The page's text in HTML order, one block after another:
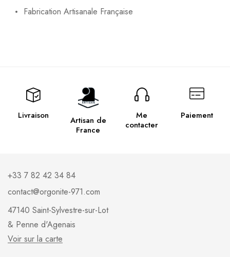
Fabrication Artisanale Française
Livraison
Artisan de
France
Me
contacter
Paiement
+33 7 82 42 34 84
contact@orgonite-971.com
47140 Saint-Sylvestre-sur-Lot
& Penne d'Agenais
Voir sur la carte